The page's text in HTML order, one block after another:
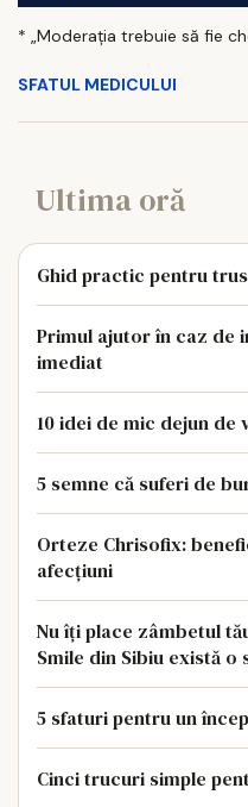
SFATUL MEDICULUI
Ultima oră
Ghid practic pentru
Primul ajutor în caz de
imediat
10 idei de mic dejun
5 semne că suferi de
Orteze Chrisofix:
afecțiuni
Nu îți place zâmbetul
Smile din Sibiu există
5 sfaturi pentru un
Cinci trucuri simple